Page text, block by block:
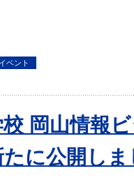
イベント
岡山情報
に公開しま